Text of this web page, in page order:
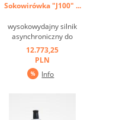
Sokowirówka "J100" ...
wysokowydajny silnik
asynchroniczny do
intensywnego użytkowania,
bardzo niski poziom hałasu i
brak ciśnienia - owoce i
warzywa są automatycznie
12.773,25
PLN
Info